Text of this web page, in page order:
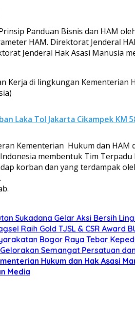
Panduan Bisnis dan HAM
HAM. Direktorat Jenderal
Jenderal Hak Asasi
Kerja di lingkungan Kementerian
Laka Tol Jakarta Cikampek KM
Kementerian Hukum dan
membentuk Tim
korban dan yang terdampak
Sukadana Gelar Aksi Bersih
Raih Gold TJSL & CSR Award
Bogor Raya Tebar
Semangat Persatuan
Hukum dan Hak Asasi
Media